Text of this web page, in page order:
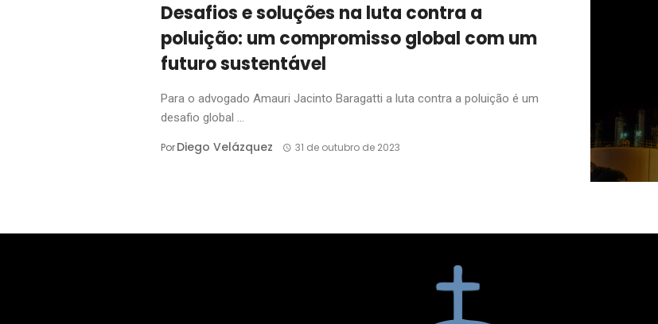
Desafios e soluções na luta contra a
poluição: um compromisso global com um
futuro sustentável
Para o advogado Amauri Jacinto Baragatti a luta contra a poluição é um
desafio global ...
PorDiego Velázquez 31 de outubro de 2023